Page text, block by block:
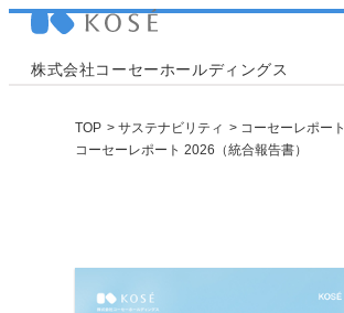
株式会社コーセーホールディングス
TOP サステナビリティ
コーセーレポート
コーセーレポート 2026（統合報告書）